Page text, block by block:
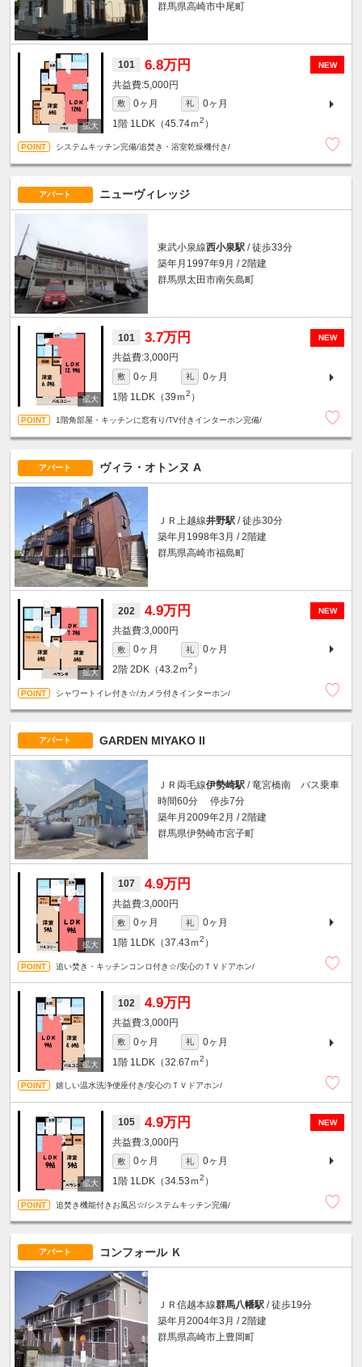
群馬県高崎市中尾町
NEW
101 6.8万円
5,000円
敷 0ヶ月 礼
0ヶ月
1階 1LDK（45.74ｍ2 ）
システムキッチン完備/追焚き・浴室乾燥機付き/
アパート ニューヴィレッジ
東武小泉線西小泉駅 / 徒歩33分
築年月1997年9月 / 2階建
群馬県太田市南矢島町
NEW
101 3.7万円
3,000円
敷 0ヶ月 礼
0ヶ月
1階 1LDK（39ｍ2 ）
1階角部屋・キッチンに窓有り/TV付きインターホン完備/
アパート ヴィラ・オトンヌ A
ＪＲ上越線井野駅 / 徒歩30分
築年月1998年3月 / 2階建
群馬県高崎市福島町
NEW
202 4.9万円
3,000円
敷 0ヶ月 礼
0ヶ月
2階 2DK（43.2ｍ2 ）
シャワートイレ付き☆/カメラ付きインターホン/
アパート GARDEN MIYAKO II
ＪＲ両毛線伊勢崎駅 / 竜宮橋南 バス乗車
時間60分 停歩7分
築年月2009年2月 / 2階建
群馬県伊勢崎市宮子町
107 4.9万円
3,000円
敷 0ヶ月 礼
0ヶ月
1階 1LDK（37.43ｍ2 ）
追い焚き・キッチンコンロ付き☆/安心のＴＶドアホン/
102 4.9万円
3,000円
敷 0ヶ月 礼
0ヶ月
1階 1LDK（32.67ｍ2 ）
嬉しい温水洗浄便座付き/安心のＴＶドアホン/
NEW
105 4.9万円
3,000円
敷 0ヶ月 礼
0ヶ月
1階 1LDK（34.53ｍ2 ）
追焚き機能付きお風呂☆/システムキッチン完備/
アパート コンフォール Ｋ
ＪＲ信越本線群馬八幡駅 / 徒歩19分
築年月2004年3月 / 2階建
群馬県高崎市上豊岡町